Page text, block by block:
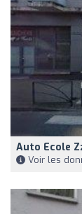
Auto Ecole
Voir les